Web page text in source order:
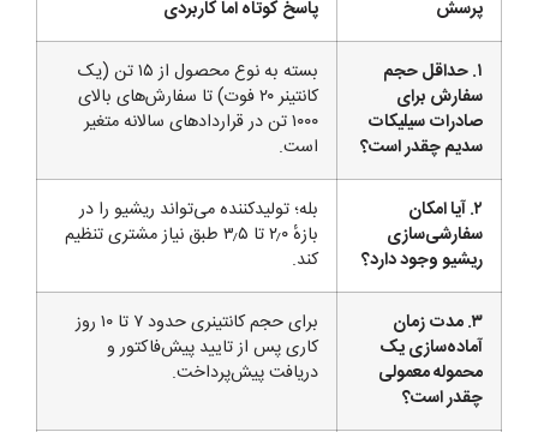
پرسش پاسخ کوتاه اما کاربردی
۱. حداقل حجم
سفارش برای
صادرات سیلیکات
سدیم چقدر است؟
بسته به نوع محصول از ۱۵ تن (یک
کانتینر ۲۰ فوت) تا سفارش‌های بالای
۱۰۰۰ تن در قراردادهای سالانه متغیر
است.
۲. آیا امکان
سفارشی‌سازی
ریشیو وجود دارد؟
بله؛ تولیدکننده می‌تواند ریشیو را در
بازهٔ ۲٫۰ تا ۳٫۵ طبق نیاز مشتری تنظیم
کند.
۳. مدت زمان
آماده‌سازی یک
محموله معمولی
چقدر است؟
برای حجم کانتینری حدود ۷ تا ۱۰ روز
کاری پس از تایید پیش‌فاکتور و
دریافت پیش‌پرداخت.